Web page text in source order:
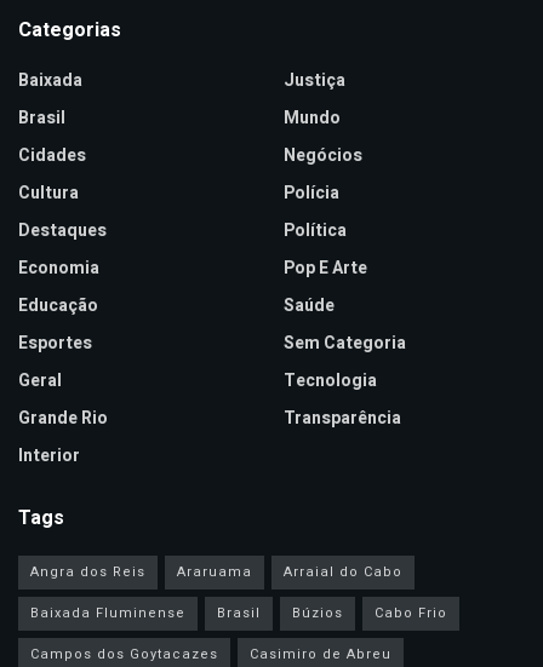
Categorias
Baixada
Brasil
Cidades
Cultura
Destaques
Economia
Educação
Esportes
Geral
Grande Rio
Interior
Justiça
Mundo
Negócios
Polícia
Política
Pop E Arte
Saúde
Sem Categoria
Tecnologia
Transparência
Tags
Angra dos Reis Araruama
Arraial do Cabo
Baixada Fluminense
Brasil Búzios
Cabo Frio
Campos dos Goytacazes
Casimiro de Abreu